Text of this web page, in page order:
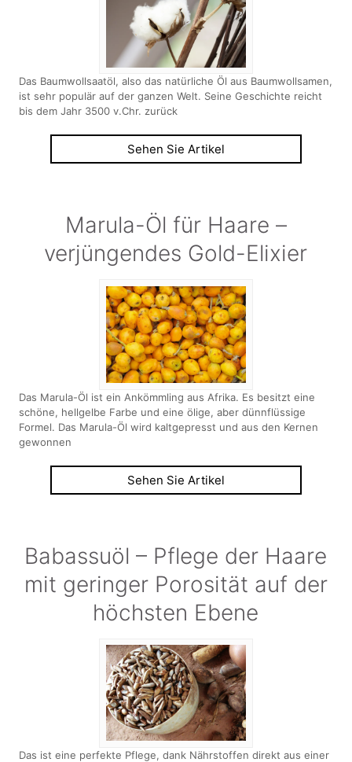
Das Baumwollsaatöl, also das natürliche Öl aus Baumwollsamen,
ist sehr populär auf der ganzen Welt. Seine Geschichte reicht
bis dem Jahr 3500 v.Chr. zurück
Sehen Sie Artikel
Marula-Öl für Haare –
verjüngendes Gold-Elixier
Das Marula-Öl ist ein Ankömmling aus Afrika. Es besitzt eine
schöne, hellgelbe Farbe und eine ölige, aber dünnflüssige
Formel. Das Marula-Öl wird kaltgepresst und aus den Kernen
gewonnen
Sehen Sie Artikel
Babassuöl – Pflege der Haare
mit geringer Porosität auf der
höchsten Ebene
Das ist eine perfekte Pflege, dank Nährstoffen direkt aus einer